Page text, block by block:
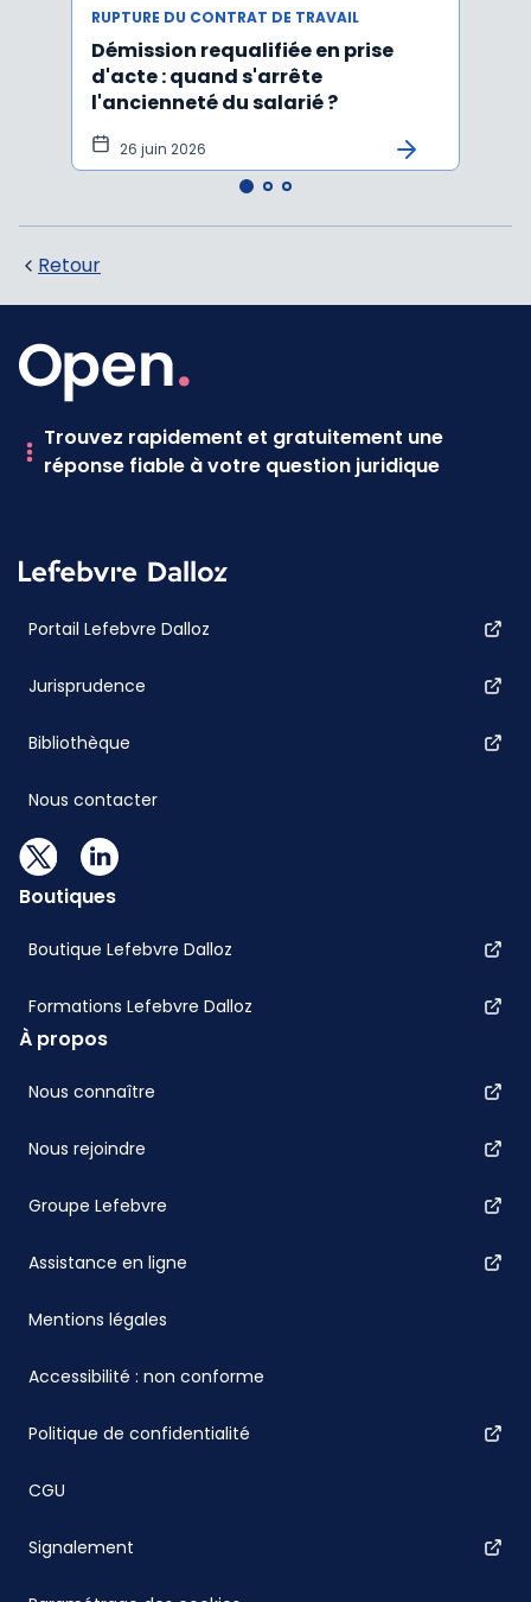
RUPTURE DU CONTRAT DE TRAVAIL
Démission requalifiée en prise
d'acte : quand s'arrête
l'ancienneté du salarié ?
26 juin 2026
Retour
Trouvez rapidement et gratuitement une
réponse fiable à votre question juridique
Portail Lefebvre Dalloz
Jurisprudence
Bibliothèque
Nous contacter
Boutiques
Boutique Lefebvre Dalloz
Formations Lefebvre Dalloz
À propos
Nous connaître
Nous rejoindre
Groupe Lefebvre
Assistance en ligne
Mentions légales
Accessibilité : non conforme
Politique de confidentialité
CGU
Signalement